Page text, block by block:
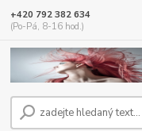
+420 792 382 634
(Po-Pá, 8-16 hod.)